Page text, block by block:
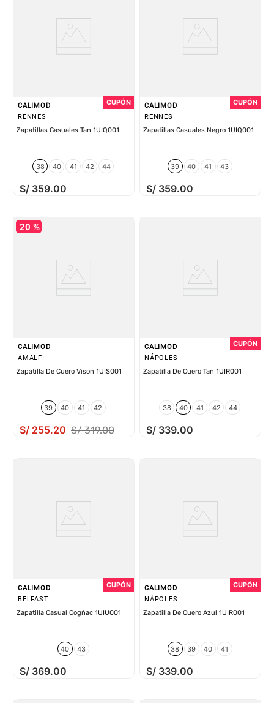
CALIMOD
RENNES
Zapatillas Casuales Tan 1UIQ001
38 40 41 42 44
S/ 359.00
CALIMOD
RENNES
Zapatillas Casuales Negro 1UIQ001
39 40 41 43
S/ 359.00
20 %
CALIMOD
AMALFI
Zapatilla De Cuero Vison 1UIS001
39 40 41 42
S/ 255.20 S/ 319.00
CALIMOD
NÁPOLES
Zapatilla De Cuero Tan 1UIR001
38 40 41 42 44
S/ 339.00
CALIMOD
BELFAST
Zapatilla Casual Cogñac 1UIU001
40 43
S/ 369.00
CALIMOD
NÁPOLES
Zapatilla De Cuero Azul 1UIR001
38 39 40 41
S/ 339.00